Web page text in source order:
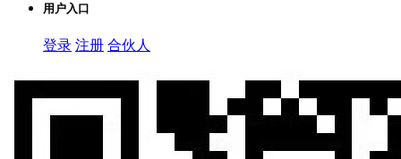
用户入口
登录 注册 合伙人